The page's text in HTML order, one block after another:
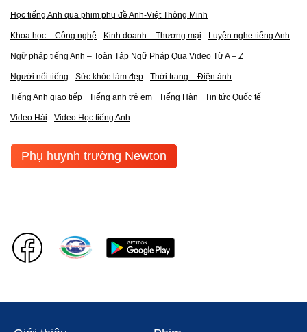
Học tiếng Anh qua phim phụ đề Anh-Việt Thông Minh
Khoa học – Công nghệ Kinh doanh – Thương mại Luyện nghe tiếng Anh
Ngữ pháp tiếng Anh – Toàn Tập Ngữ Pháp Qua Video Từ A – Z
Người nổi tiếng Sức khỏe làm đẹp Thời trang – Điện ảnh
Tiếng Anh giao tiếp Tiếng anh trẻ em Tiếng Hàn Tin tức Quốc tế
Video Hài Video Học tiếng Anh
Phụ huynh trường Newton